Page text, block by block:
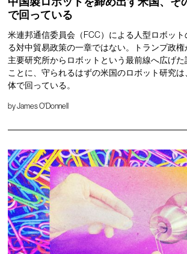
で回っている
米連邦通信委員会（FCC）による人型ロボッ
る対中貿易政策の一章ではない。トランプ政
主要研究所からロボットという最前線へ広げ
ことに、守られるはずの米国のロボット研究
体で回っている。
byJames O'Donnell